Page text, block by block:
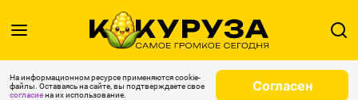
На информационном ресурсе применяются cookie-
файлы. Оставаясь на сайте, вы подтверждаете свое
согласиена их использование.
Согласен